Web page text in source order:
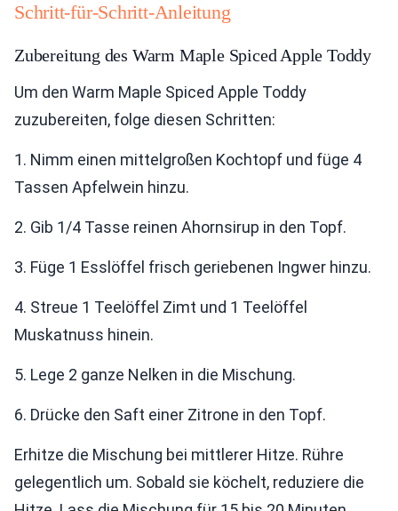
Schritt-für-Schritt-Anleitung
Zubereitung des Warm Maple Spiced Apple Toddy
Um den Warm Maple Spiced Apple Toddy
zuzubereiten, folge diesen Schritten:
1. Nimm einen mittelgroßen Kochtopf und füge 4
Tassen Apfelwein hinzu.
2. Gib 1/4 Tasse reinen Ahornsirup in den Topf.
3. Füge 1 Esslöffel frisch geriebenen Ingwer hinzu.
4. Streue 1 Teelöffel Zimt und 1 Teelöffel
Muskatnuss hinein.
5. Lege 2 ganze Nelken in die Mischung.
6. Drücke den Saft einer Zitrone in den Topf.
Erhitze die Mischung bei mittlerer Hitze. Rühre
gelegentlich um. Sobald sie köchelt, reduziere die